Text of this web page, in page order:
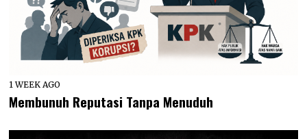
1 WEEK AGO
Membunuh Reputasi Tanpa Menuduh